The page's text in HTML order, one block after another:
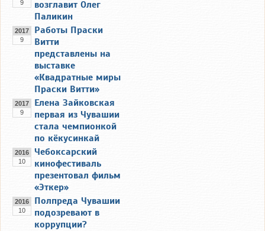
9
возглавит Олег
Паликин
2017
9
Работы Праски
Витти
представлены на
выставке
«Квадратные миры
Праски Витти»
2017
9
Елена Зайковская
первая из Чувашии
стала чемпионкой
по кёкусинкай
2016
10
Чебоксарский
кинофестиваль
презентовал фильм
«Эткер»
2016
10
Полпреда Чувашии
подозревают в
коррупции?